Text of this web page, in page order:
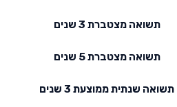
תשואה מצטברת 3 שנים
תשואה מצטברת 5 שנים
תשואה שנתית ממוצעת 3 שנים